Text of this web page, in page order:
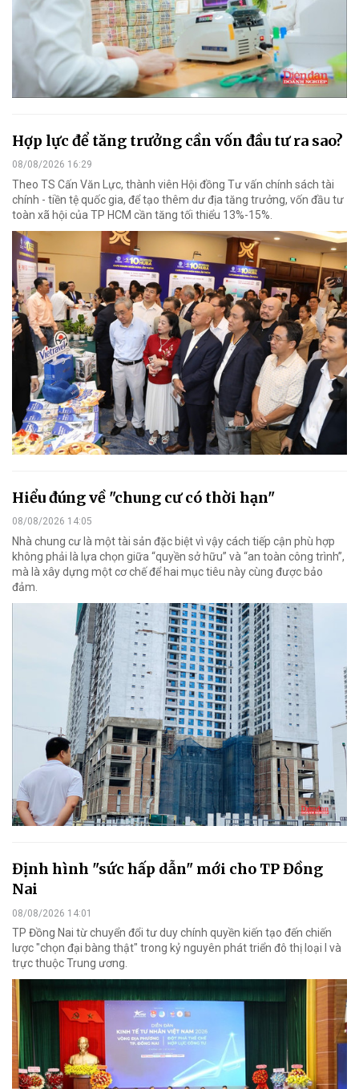
Hợp lực để tăng trưởng cần vốn đầu tư ra sao?
08/08/2026 16:29
Theo TS Cấn Văn Lực, thành viên Hội đồng Tư vấn chính sách tài
chính - tiền tệ quốc gia, để tạo thêm dư địa tăng trưởng, vốn đầu tư
toàn xã hội của TP HCM cần tăng tối thiểu 13%-15%.
Hiểu đúng về "chung cư có thời hạn"
08/08/2026 14:05
Nhà chung cư là một tài sản đặc biệt vì vậy cách tiếp cận phù hợp
không phải là lựa chọn giữa “quyền sở hữu” và “an toàn công trình”,
mà là xây dựng một cơ chế để hai mục tiêu này cùng được bảo
đảm.
Định hình "sức hấp dẫn" mới cho TP Đồng
Nai
08/08/2026 14:01
TP Đồng Nai từ chuyển đổi tư duy chính quyền kiến tạo đến chiến
lược "chọn đại bàng thật" trong kỷ nguyên phát triển đô thị loại I và
trực thuộc Trung ương.